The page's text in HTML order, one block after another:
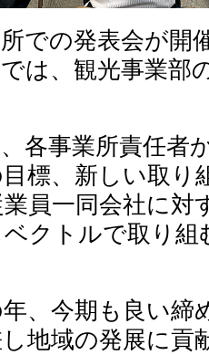
での発表会が開
は、観光事業部
各事業所責任者
標、新しい取り
員一同会社に対
クトルで取り
、今期も良い
地域の発展に